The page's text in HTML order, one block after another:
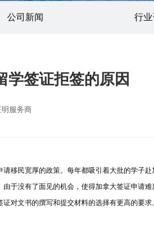
公司新闻 行
学签证拒签的原因
服务商
民宽厚的政策。每年都吸引着大批的学子赴
于没有了面见的机会，使得加拿大签证申请
对文书的撰写和提交材料的选择有更高的要求